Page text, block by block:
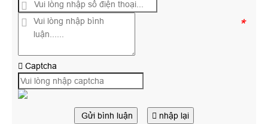
*
Captcha
Gửi bình luận nhập lại